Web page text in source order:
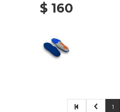
$ 160
1